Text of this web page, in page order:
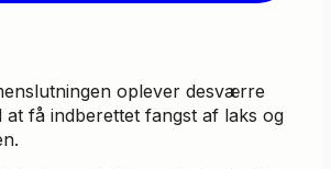
oplever desværre
at få indberettet fangst af laks og